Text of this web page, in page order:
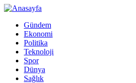
Gündem
Ekonomi
Politika
Teknoloji
Spor
Dünya
Sağlık